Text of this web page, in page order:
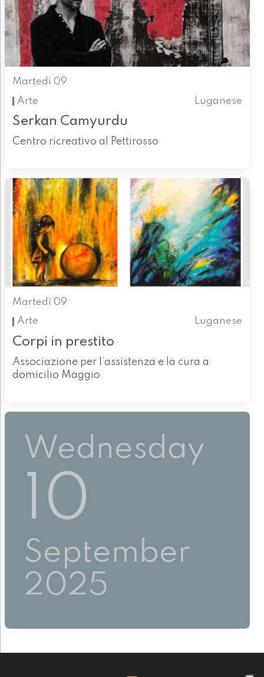
Martedì 09
Arte
Luganese
Serkan Camyurdu
Centro ricreativo al Pettirosso
Martedì 09
Arte
Luganese
Corpi in prestito
Associazione per l’assistenza e la cura a
domicilio Maggio
Wednesday
10
September
2025